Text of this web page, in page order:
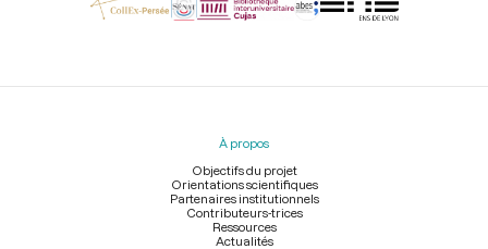
Menu
À propos
Objectifs du projet
Orientations scientifiques
Partenaires institutionnels
Contributeurs-trices
Ressources
Actualités